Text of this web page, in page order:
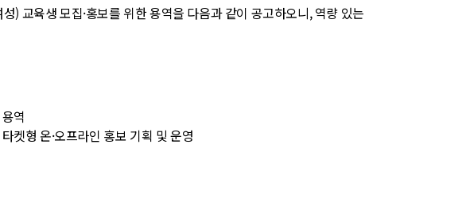
교육생 모집·홍보를 위한 용역을 다음과 같이 공고하오니, 역량 있는
역
켓형 온·오프라인 홍보 기획 및 운영